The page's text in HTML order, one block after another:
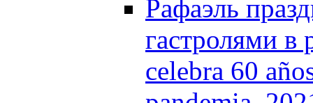
Рафаэль
гастролями в
celebra 60